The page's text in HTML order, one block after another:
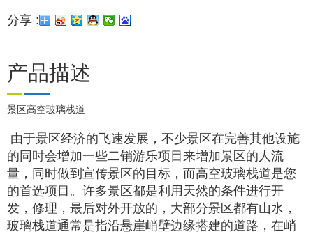
Previous
分享 :
产品描述
景区高空玻璃栈道
由于景区经济的飞速发展，不少景区在完善其他设施
的同时会增加一些二销游乐项目来增加景区的人流
量，同时做到宣传景区的目标，而高空玻璃栈道是您
的首选项目。许多景区都是利用天然的条件进行开
发，修理，最后对外开放的，大部分景区都有山水，
玻璃栈道通常是指沿悬崖峭壁边缘搭建的道路，在峭